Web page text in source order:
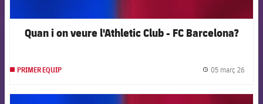
Quan i on veure l'Athletic Club - FC Barcelona?
PRIMER EQUIP 05 març 26